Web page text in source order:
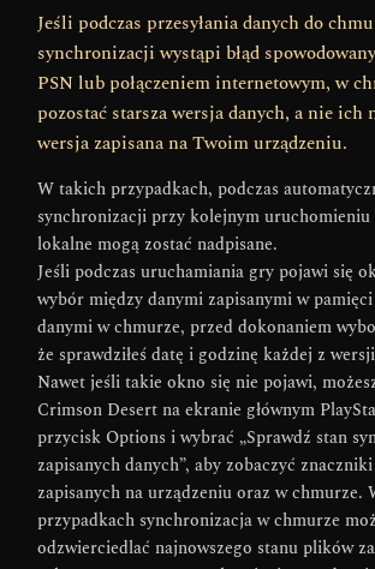
Jeśli podczas przesyłania danych do
synchronizacji wystąpi błąd
PSN lub połączeniem internetowym, w
pozostać starsza wersja danych, a nie ich
wersja zapisana na Twoim urządzeniu.
W takich przypadkach, podczas
synchronizacji przy kolejnym uruchomieniu
lokalne mogą zostać nadpisane.
Jeśli podczas uruchamiania gry pojawi się
wybór między danymi zapisanymi w
danymi w chmurze, przed dokonaniem
że sprawdziłeś datę i godzinę każdej z
Nawet jeśli takie okno się nie pojawi,
Crimson Desert na ekranie głównym
przycisk Options i wybrać „Sprawdź stan
zapisanych danych”, aby zobaczyć
zapisanych na urządzeniu oraz w chmurze.
przypadkach synchronizacja w chmurze
odzwierciedlać najnowszego stanu plików